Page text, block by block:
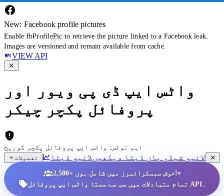
New: Facebook profile pictures
Enable fbProfilePic to retrieve the picture linked to a Facebook leak.
Images are versioned and remain available from cache.
VIEW API
واٹس ایپ ڈی پی ویور اور
پروفائل پکچر چیکر
اہم نوٹس: واٹس ایپ پروفائل پکچر کوریج
تفصیلات
لائیو شیڈو بان ڈیٹا دیکھیں لائیو ڈیٹا
2,500+ خوش سبسکرائبرز میں شامل ہوں!•
تمام متبادلات میں سب سے سستا واٹس ایپ پروفائل API۔